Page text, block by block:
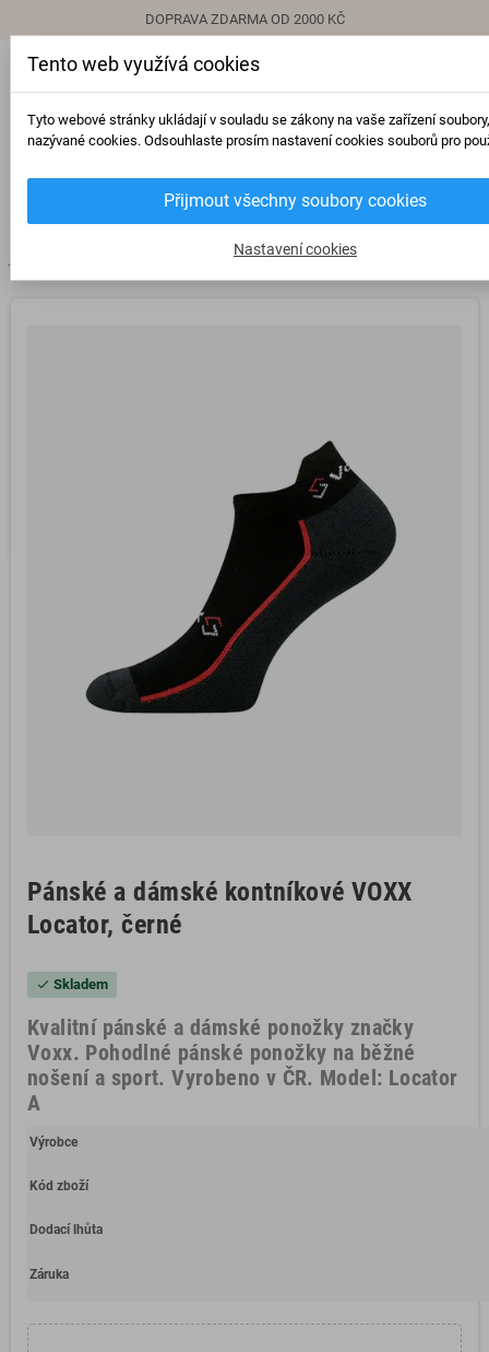
DOPRAVA ZDARMA OD 2000 KČ
search
Pánské a dámské kontníkové VOXX
Locator, černé
check Skladem
Kvalitní pánské a dámské ponožky značky
Voxx. Pohodlné pánské ponožky na běžné
nošení a sport. Vyrobeno v ČR. Model: Locator
A
Výrobce
Kód zboží
Dodací lhůta
Záruka
Tento web využívá cookies
Tyto webové stránky ukládají v souladu se zákony na vaše zařízení
nazývané cookies. Odsouhlaste prosím nastavení cookies souborů pro
Přijmout všechny soubory cookies
Nastavení cookies